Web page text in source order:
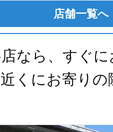
店舗一覧へ
なら、すぐ
くにお寄り